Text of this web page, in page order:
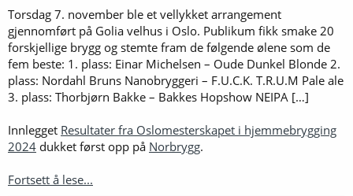
Torsdag 7. november ble et vellykket arrangement
gjennomført på Golia velhus i Oslo. Publikum fikk smake 20
forskjellige brygg og stemte fram de følgende ølene som de
fem beste: 1. plass: Einar Michelsen – Oude Dunkel Blonde 2.
plass: Nordahl Bruns Nanobryggeri – F.U.C.K. T.R.U.M Pale ale
3. plass: Thorbjørn Bakke – Bakkes Hopshow NEIPA […]
Innlegget Resultater fra Oslomesterskapet i hjemmebrygging
2024 dukket først opp på Norbrygg.
Fortsett å lese...